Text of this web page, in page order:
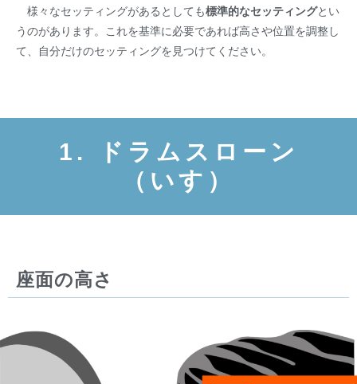
様々なセッティングがあるとしても標準的なセッティングとい
うのがあります。これを基準に必要であれば高さや位置を調整し
て、自分だけのセッティングを見つけてください。
1. ドラムスローン
（いす）
座面の高さ